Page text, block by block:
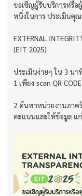
ขอเชิญผู้รับบริการหรื
หนึ่งในการ ประเมินคุณ
EXTERNAL
(EIT 2025)
ประเมินง่ายๆ ใน 3 นา
1 เพียง scan QR
2 ค้นหาหน่วยงานภาค
คะแนนและให้ข้อมูล แ